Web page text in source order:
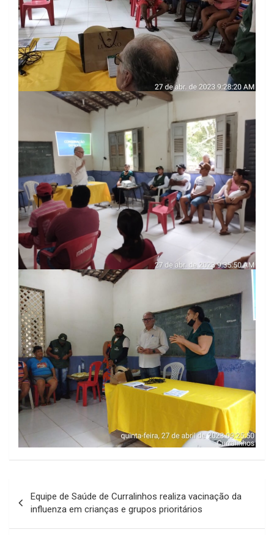
de
Post
Equipe de Saúde de Curralinhos realiza vacinação da
influenza em crianças e grupos prioritários